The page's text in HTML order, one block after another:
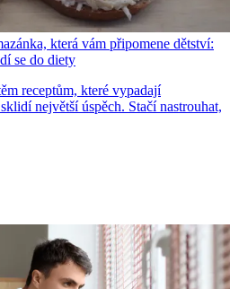
která vám připomene dětství:
se do diety
receptům, které vypadají
největší úspěch. Stačí nastrouhat,